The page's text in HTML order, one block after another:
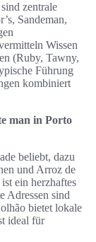
zentrale
Sandeman,
Wissen
(Ruby, Tawny,
Führung
kombiniert
man in Porto
beliebt, dazu
und Arroz de
ein herzhaftes
Adressen sind
bietet lokale
ideal für